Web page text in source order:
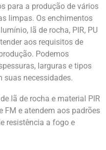
para a produção de vários
limpas. Os enchimentos
lã de rocha, PIR, PU
aos requisitos de
Podemos
larguras e tipos
suas necessidades.
lã de rocha e material PIR
FM e atendem aos padrões
resistência a fogo e